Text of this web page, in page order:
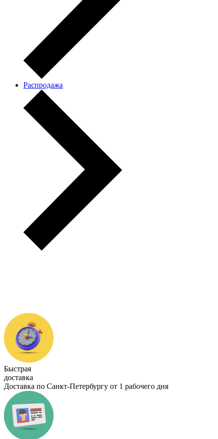
Распродажа
Быстрая
доставка
Доставка по Санкт-Петербургу от 1 рабочего дня